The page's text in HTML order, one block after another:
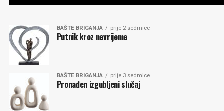
BAŠTE BRIGANJA prije 2 sedmice
Putnik kroz nevrijeme
BAŠTE BRIGANJA prije 3 sedmice
Pronađen izgubljeni slučaj